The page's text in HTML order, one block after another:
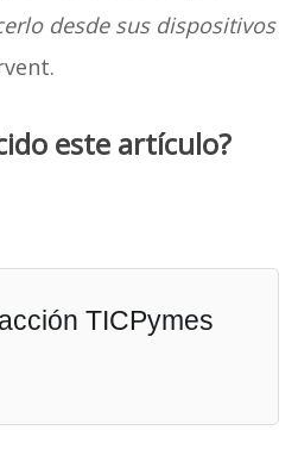
desde sus dispositivos
este artículo?
TICPymes